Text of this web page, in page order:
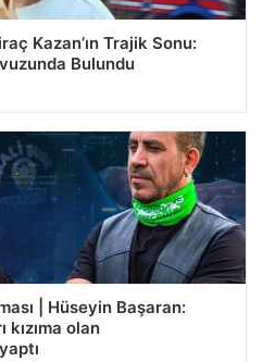
Kazan’ın Trajik Sonu:
Bulundu
| Hüseyin Başaran:
olan